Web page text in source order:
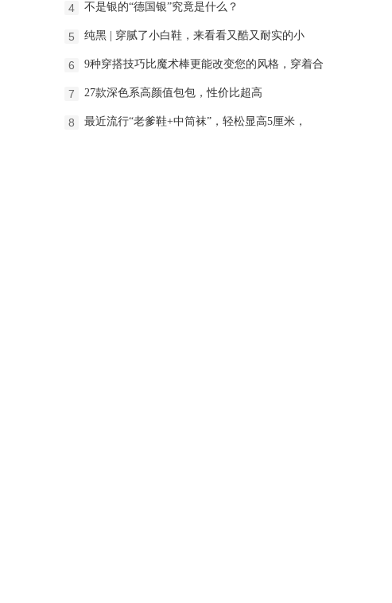
4 不是银的“德国银”究竟是什么？
5 纯黑 | 穿腻了小白鞋，来看看又酷又耐实的小
6 9种穿搭技巧比魔术棒更能改变您的风格，穿着合
7 27款深色系高颜值包包，性价比超高
8 最近流行“老爹鞋+中筒袜”，轻松显高5厘米，